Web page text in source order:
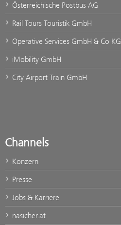
Österreichische Postbus AG
Rail Tours Touristik GmbH
Operative Services GmbH & Co KG
iMobility GmbH
City Airport Train GmbH
Channels
Konzern
Presse
Jobs & Karriere
nasicher.at